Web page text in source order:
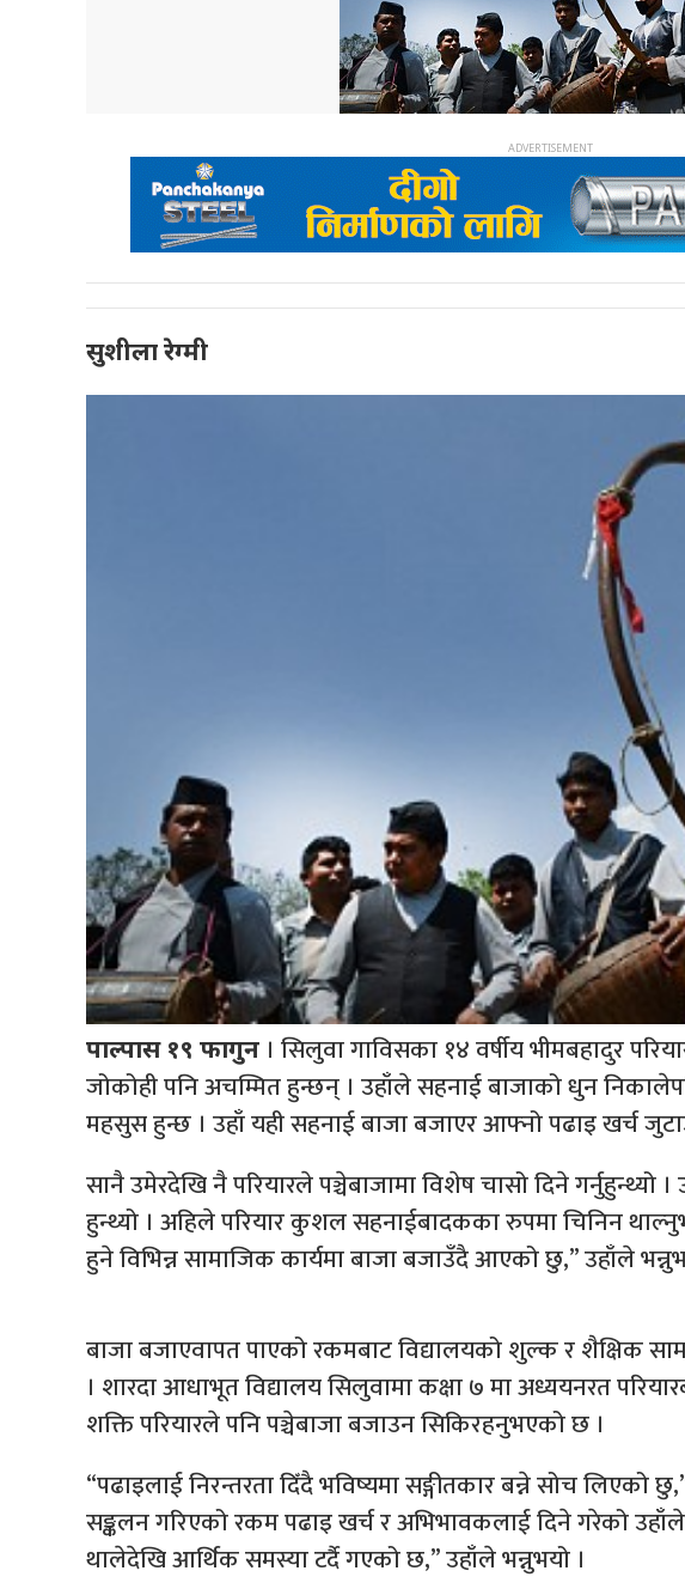
सुशीला रेग्मी
पाल्पास १९ फागुन । सिलुवा गाविसका १४ वर्षीय भीमबहादुर
जोकोही पनि अचम्मित हुन्छन् । उहाँले सहनाई बाजाको धुन
महसुस हुन्छ । उहाँ यही सहनाई बाजा बजाएर आफ्नो पढाइ खर्च
सानै उमेरदेखि नै परियारले पञ्चेबाजामा विशेष चासो दिने गर्नुहुन्थ्यो
हुन्थ्यो । अहिले परियार कुशल सहनाईबादकका रुपमा चिनिन
हुने विभिन्न सामाजिक कार्यमा बाजा बजाउँदै आएको छु,” उहाँले
बाजा बजाएवापत पाएको रकमबाट विद्यालयको शुल्क र शैक्षिक
। शारदा आधाभूत विद्यालय सिलुवामा कक्षा ७ मा अध्ययनरत
शक्ति परियारले पनि पञ्चेबाजा बजाउन सिकिरहनुभएको छ ।
“पढाइलाई निरन्तरता दिँदै भविष्यमा सङ्गीतकार बन्ने सोच लिएको
सङ्कलन गरिएको रकम पढाइ खर्च र अभिभावकलाई दिने गरेको
थालेदेखि आर्थिक समस्या टर्दै गएको छ,” उहाँले भन्नुभयो ।